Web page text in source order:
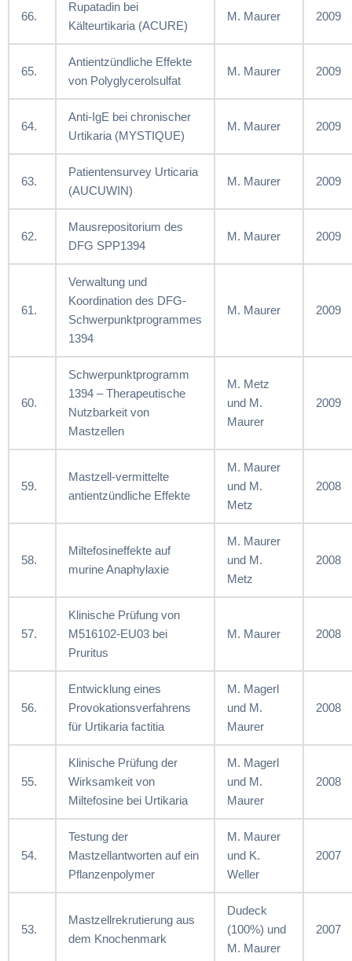
66.
Rupatadin bei
Kälteurtikaria (ACURE)
M. Maurer 2009
65.
Antientzündliche Effekte
von Polyglycerolsulfat
M. Maurer 2009
64.
Anti-IgE bei chronischer
Urtikaria (MYSTIQUE)
M. Maurer 2009
63.
Patientensurvey Urticaria
(AUCUWIN)
M. Maurer 2009
62.
Mausrepositorium des
DFG SPP1394
M. Maurer 2009
61.
Verwaltung und
Koordination des DFG-
Schwerpunktprogrammes
1394
M. Maurer 2009
60.
Schwerpunktprogramm
1394 – Therapeutische
Nutzbarkeit von
Mastzellen
M. Metz
und M.
Maurer
2009
59.
Mastzell-vermittelte
antientzündliche Effekte
M. Maurer
und M.
Metz
2008
58.
Miltefosineffekte auf
murine Anaphylaxie
M. Maurer
und M.
Metz
2008
57.
Klinische Prüfung von
M516102-EU03 bei
Pruritus
M. Maurer 2008
56.
Entwicklung eines
Provokationsverfahrens
für Urtikaria factitia
M. Magerl
und M.
Maurer
2008
55.
Klinische Prüfung der
Wirksamkeit von
Miltefosine bei Urtikaria
M. Magerl
und M.
Maurer
2008
54.
Testung der
Mastzellantworten auf ein
Pflanzenpolymer
M. Maurer
und K.
Weller
2007
53.
Mastzellrekrutierung aus
dem Knochenmark
Dudeck
(100%) und
M. Maurer
2007